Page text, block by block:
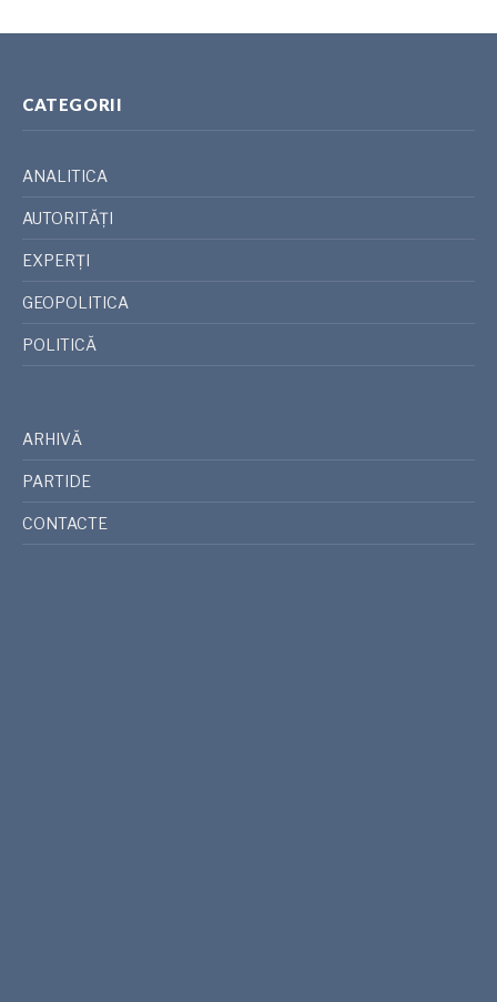
CATEGORII
ANALITICA
AUTORITĂȚI
EXPERȚI
GEOPOLITICA
POLITICĂ
ARHIVĂ
PARTIDE
CONTACTE